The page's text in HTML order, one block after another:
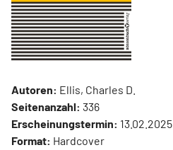
Autoren: Ellis, Charles D.
Seitenanzahl: 336
Erscheinungstermin: 13.02.2025
Format: Hardcover